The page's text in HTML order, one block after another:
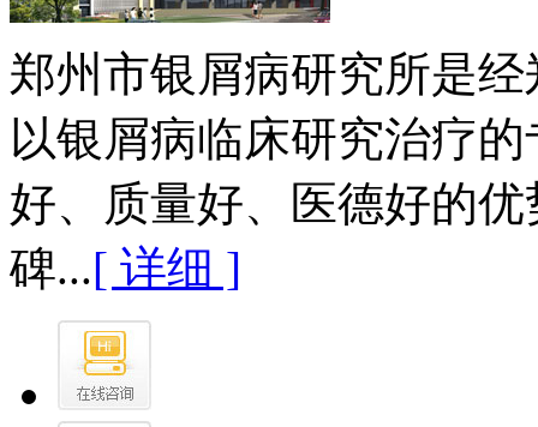
郑州市银屑病研究所是
以银屑病临床研究治疗
好、质量好、医德好的
碑...[ 详细 ]